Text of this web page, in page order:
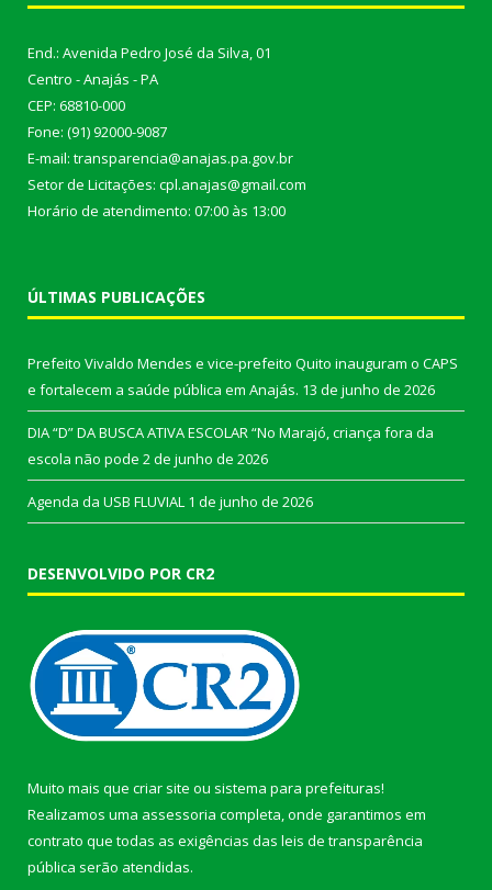
End.: Avenida Pedro José da Silva, 01
Centro - Anajás - PA
CEP: 68810-000
Fone: (91) 92000-9087
E-mail: transparencia@anajas.pa.gov.br
Setor de Licitações: cpl.anajas@gmail.com
Horário de atendimento: 07:00 às 13:00
ÚLTIMAS PUBLICAÇÕES
Prefeito Vivaldo Mendes e vice-prefeito Quito inauguram o CAPS
e fortalecem a saúde pública em Anajás. 13 de junho de 2026
DIA “D” DA BUSCA ATIVA ESCOLAR “No Marajó, criança fora da
escola não pode 2 de junho de 2026
Agenda da USB FLUVIAL 1 de junho de 2026
DESENVOLVIDO POR CR2
Muito mais que criar site ou sistema para prefeituras!
Realizamos uma assessoria completa, onde garantimos em
contrato que todas as exigências das leis de transparência
pública serão atendidas.